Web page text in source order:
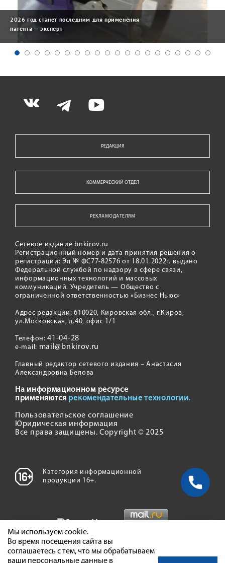
2026 год станет последним для применения
патента — эксперт
РЕДАКЦИЯ
КОММЕРЧЕСКИЙ ОТДЕЛ
РЕКЛАМОДАТЕЛЯМ
Сетевое издание bnkirov.ru
Регистрационный номер и дата принятия решения о
регистрации: Эл № ФС77-82576 от 18.01.2022г. выдано
Федеральной службой по надзору в сфере связи,
информационных технологий и массовых
коммуникаций. Учредитель — Общество с
ограниченной ответственностью «Бизнес Ньюс»
Адрес редакции: 610020, Кировская обл., г.Киров,
ул.Московская, д.40, офис 1/1
Телефон:41-04-28
e-mail: mail@bnkirov.ru
Главный редактор сетевого издания – Анастасия
Александровна Белова
На информационном ресурсе
применяются рекомендательные технологии.
Пользовательское соглашение
Юридическая информация
Все права защищены. Copyright © 2025
Категория информационной
продукции 16+.
Мы используем cookie.
Во время посещения сайта вы
соглашаетесь с тем, что мы обрабатываем
ваши персональные данные в